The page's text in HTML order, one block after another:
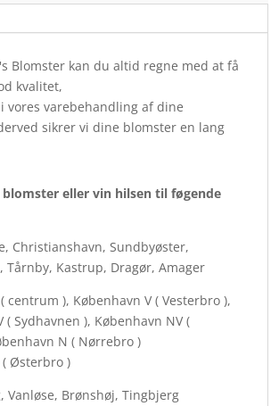
Blomster kan du altid regne med at få
kvalitet,
vores varebehandling af dine
sikrer vi dine blomster en lang
eller vin hilsen til føgende
Christianshavn, Sundbyøster,
Tårnby, Kastrup, Dragør, Amager
centrum ), København V ( Vesterbro ),
( Sydhavnen ), København NV (
N ( Nørrebro )
Østerbro )
Vanløse, Brønshøj, Tingbjerg